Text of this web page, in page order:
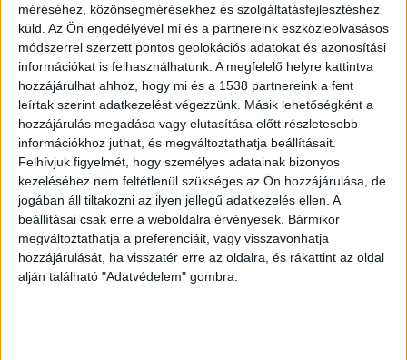
méréséhez, közönségmérésekhez és szolgáltatásfejlesztéshez
küld. Az Ön engedélyével mi és a partnereink eszközleolvasásos
módszerrel szerzett pontos geolokációs adatokat és azonosítási
információkat is felhasználhatunk. A megfelelő helyre kattintva
hozzájárulhat ahhoz, hogy mi és a 1538 partnereink a fent
leírtak szerint adatkezelést végezzünk. Másik lehetőségként a
hozzájárulás megadása vagy elutasítása előtt részletesebb
információkhoz juthat, és megváltoztathatja beállításait.
Felhívjuk figyelmét, hogy személyes adatainak bizonyos
kezeléséhez nem feltétlenül szükséges az Ön hozzájárulása, de
jogában áll tiltakozni az ilyen jellegű adatkezelés ellen. A
beállításai csak erre a weboldalra érvényesek. Bármikor
megváltoztathatja a preferenciáit, vagy visszavonhatja
hozzájárulását, ha visszatér erre az oldalra, és rákattint az oldal
alján található "Adatvédelem" gombra.
Pusztító tűzvész tombolt július 14-én a Tétényi-
fennsík törökbálinti oldalán, a volt laktanya...